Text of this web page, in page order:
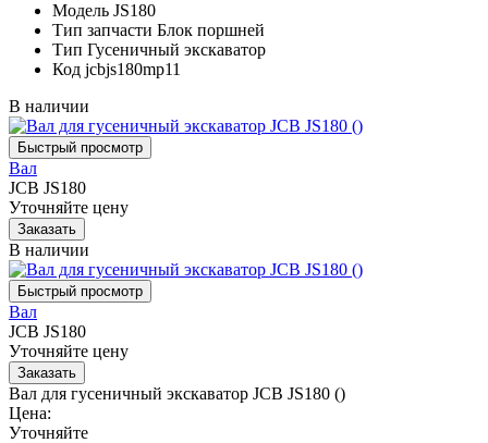
Модель JS180
Тип запчасти Блок поршней
Тип Гусеничный экскаватор
Код jcbjs180mp11
В наличии
Вал
JCB JS180
Уточняйте цену
В наличии
Вал
JCB JS180
Уточняйте цену
Вал для гусеничный экскаватор JCB JS180 ()
Цена:
Уточняйте